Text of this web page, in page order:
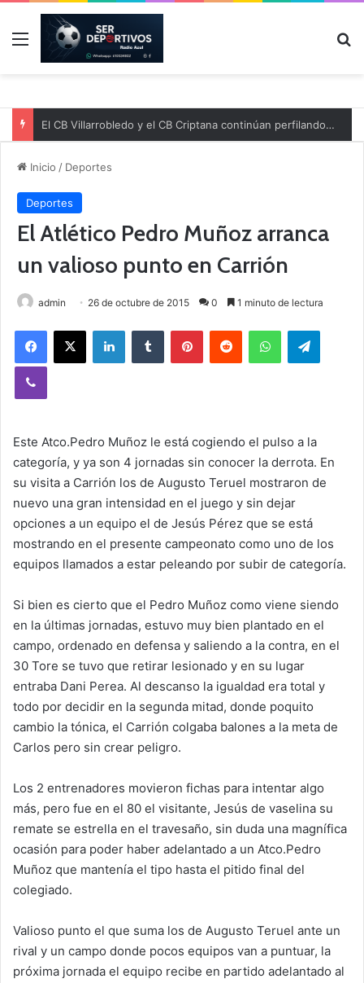
Menú
El CB Villarrobledo y el CB Criptana continúan perfilando sus plantillas
Inicio / Deportes
Deportes
El Atlético Pedro Muñoz arranca
un valioso punto en Carrión
admin 26 de octubre de 2015 0 1 minuto de lectura
Este Atco.Pedro Muñoz le está cogiendo el pulso a la
categoría, y ya son 4 jornadas sin conocer la derrota. En
su visita a Carrión los de Augusto Teruel mostraron de
nuevo una gran intensidad en el juego y sin dejar
opciones a un equipo el de Jesús Pérez que se está
mostrando en el presente campeonato como uno de los
equipos llamados a estar peleando por subir de categoría.
Si bien es cierto que el Pedro Muñoz como viene siendo
en la últimas jornadas, estuvo muy bien plantado en el
campo, ordenado en defensa y saliendo a la contra, en el
30 Tore se tuvo que retirar lesionado y en su lugar
entraba Dani Perea. Al descanso la igualdad era total y
todo por decidir en la segunda mitad, donde poquito
cambio la tónica, el Carrión colgaba balones a la meta de
Carlos pero sin crear peligro.
Los 2 entrenadores movieron fichas para intentar algo
más, pero fue en el 80 el visitante, Jesús de vaselina su
remate se estrella en el travesaño, sin duda una magnífica
ocasión para poder haber adelantado a un Atco.Pedro
Muñoz que mantenía el tipo hasta el pitido final del
colegiado.
Valioso punto el que suma los de Augusto Teruel ante un
rival y un campo donde pocos equipos van a puntuar, la
próxima jornada el equipo recibe en partido adelantado al